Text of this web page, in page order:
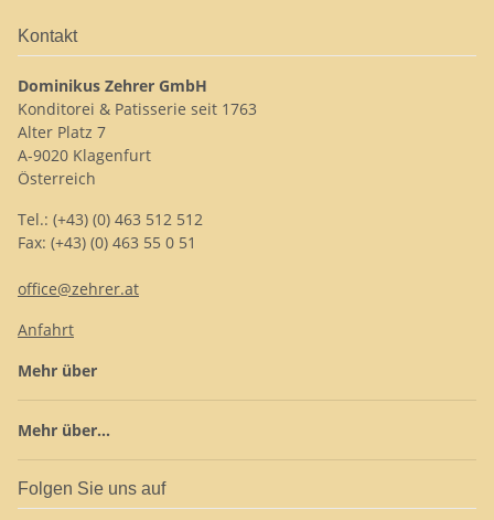
Kontakt
Dominikus Zehrer GmbH
Konditorei & Patisserie seit 1763
Alter Platz 7
A-9020 Klagenfurt
Österreich
Tel.: (+43) (0) 463 512 512
Fax: (+43) (0) 463 55 0 51
office@zehrer.at
Anfahrt
Mehr über
Mehr über...
Folgen Sie uns auf